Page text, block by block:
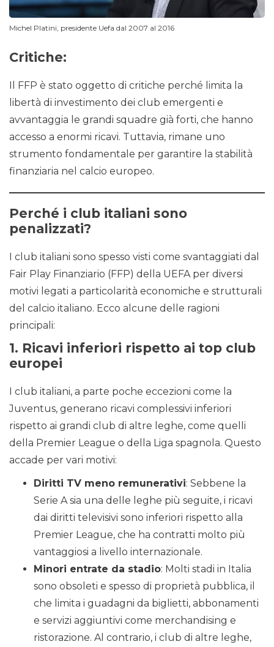
Michel Platini, presidente Uefa dal 2007 al 2016
Critiche:
Il FFP è stato oggetto di critiche perché limita la
libertà di investimento dei club emergenti e
avvantaggia le grandi squadre già forti, che hanno
accesso a enormi ricavi. Tuttavia, rimane uno
strumento fondamentale per garantire la stabilità
finanziaria nel calcio europeo.
Perché i club italiani sono
penalizzati?
I club italiani sono spesso visti come svantaggiati dal
Fair Play Finanziario (FFP) della UEFA per diversi
motivi legati a particolarità economiche e strutturali
del calcio italiano. Ecco alcune delle ragioni
principali:
1. Ricavi inferiori rispetto ai top club
europei
I club italiani, a parte poche eccezioni come la
Juventus, generano ricavi complessivi inferiori
rispetto ai grandi club di altre leghe, come quelli
della Premier League o della Liga spagnola. Questo
accade per vari motivi:
Diritti TV meno remunerativi: Sebbene la
Serie A sia una delle leghe più seguite, i ricavi
dai diritti televisivi sono inferiori rispetto alla
Premier League, che ha contratti molto più
vantaggiosi a livello internazionale.
Minori entrate da stadio: Molti stadi in Italia
sono obsoleti e spesso di proprietà pubblica, il
che limita i guadagni da biglietti, abbonamenti
e servizi aggiuntivi come merchandising e
ristorazione. Al contrario, i club di altre leghe,